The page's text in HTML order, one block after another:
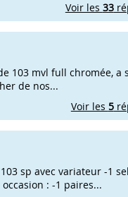
Voir les 33
103 mvl full chromée, a
de nos...
Voir les 5
sp avec variateur -1
: -1 paires...